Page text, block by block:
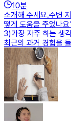
10분
소개해 주세요.주변
떻게 도움을 주었나
3)가장 자주 하는 생
최근의 과거 경험을